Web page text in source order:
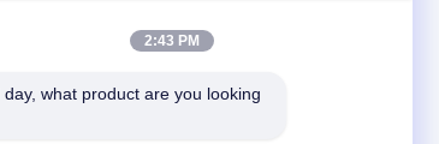
Geldumtausch-
2:43 PM
day, what product are you looking